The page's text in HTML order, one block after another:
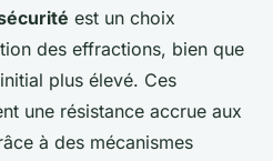
est un choix
des effractions, bien que
plus élevé. Ces
une résistance accrue aux
à des mécanismes